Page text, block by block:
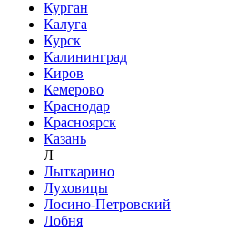
Курган
Калуга
Курск
Калининград
Киров
Кемерово
Краснодар
Красноярск
Казань
Л
Лыткарино
Луховицы
Лосино-Петровский
Лобня